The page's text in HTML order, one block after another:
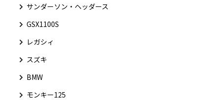
サンダーソン・ヘッダース
GSX1100S
レガシィ
スズキ
BMW
モンキー125